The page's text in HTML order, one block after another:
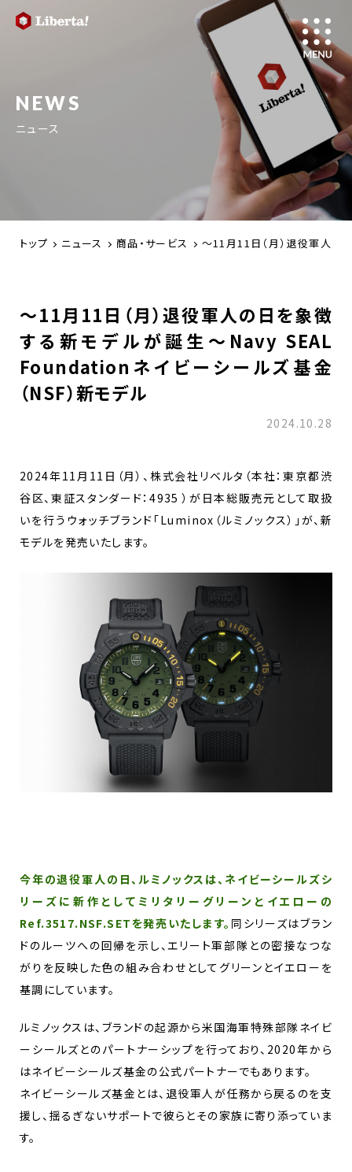
NEWS
ニュース
トップ ニュース 商品・サービス ～11月11日（月）退役軍人
～11月11日（月）退役軍人の日を象徴
する新モデルが誕生～Navy SEAL
Foundationネイビーシールズ基金
（NSF）新モデル
2024.10.28
2024年11月11日（月）、株式会社リベルタ（本社：東京都渋
谷区、東証スタンダード：4935 ）が日本総販売元として取扱
いを行うウォッチブランド「Luminox（ルミノックス）」が、新
モデルを発売いたします。
今年の退役軍人の日、ルミノックスは、ネイビーシールズシ
リーズに新作としてミリタリーグリーンとイエローの
Ref.3517.NSF.SETを発売いたします。 同シリーズはブラン
ドのルーツへの回帰を示し、エリート軍部隊との密接なつな
がりを反映した色の組み合わせとしてグリーンとイエローを
基調にしています。
ルミノックスは、ブランドの起源から米国海軍特殊部隊ネイビ
ーシールズとのパートナーシップを行っており、2020年から
はネイビーシールズ基金の公式パートナーでもあります。
ネイビーシールズ基金とは、退役軍人が任務から戻るのを支
援し、揺るぎないサポートで彼らとその家族に寄り添っていま
す。